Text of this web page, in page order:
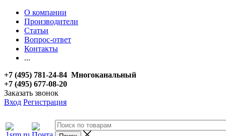
О компании
Производители
Статьи
Вопрос-ответ
Контакты
...
+7 (495) 781-24-84 Многоканальный
+7 (495) 677-08-20
Заказать звонок
Вход Регистрация